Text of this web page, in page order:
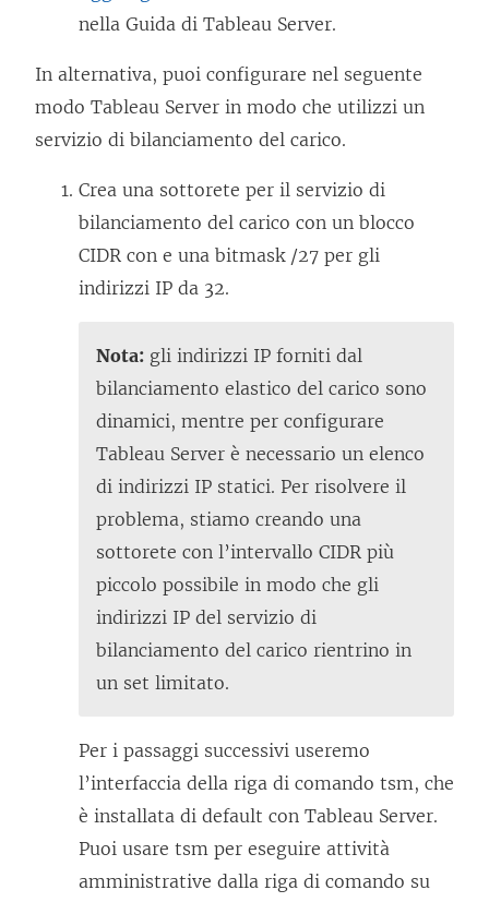
t
r
a
)
n
n
u
o
v
a
f
e
i
n
n
f
n
e
t
)
v
e
n
e
a
p
e
r
o
i
n
u
n
a
n
u
o
v
a
n
e
t
t
o
v
e
n
e
e
r
t
o
i
n
u
n
a
n
v
a
f
i
n
nella Guida di Tableau Server.
In alternativa, puoi configurare nel seguente
modo Tableau Server in modo che utilizzi un
servizio di bilanciamento del carico.
Crea una sottorete per il servizio di
bilanciamento del carico con un blocco
CIDR con e una bitmask /27 per gli
indirizzi IP da 32.
Nota: gli indirizzi IP forniti dal
bilanciamento elastico del carico sono
dinamici, mentre per configurare
Tableau Server è necessario un elenco
di indirizzi IP statici. Per risolvere il
problema, stiamo creando una
sottorete con l’intervallo CIDR più
piccolo possibile in modo che gli
indirizzi IP del servizio di
bilanciamento del carico rientrino in
un set limitato.
Per i passaggi successivi useremo
l’interfaccia della riga di comando tsm, che
è installata di default con Tableau Server.
Puoi usare tsm per eseguire attività
amministrative dalla riga di comando su